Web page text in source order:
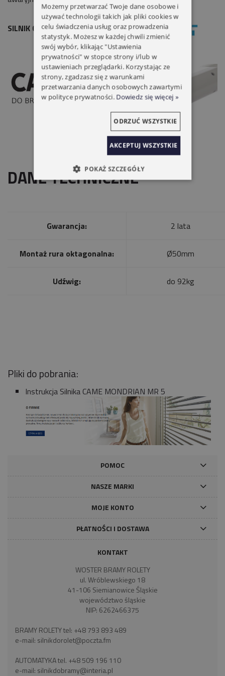
SILNIK CAME 50NM MODRIAN MR5
DANE TECHNICZNE
Gwarancja: 2 lata
Montaż rura oktagonalna: Ø50mm
Udźwig: do 92kg
Pliki do pobrania:
Instrukcja Silnika CAME MONDRIAN MR 5
POMOC
NASZE MARKI
MOJE KONTO
PŁATNOŚCI I DOSTAWA
KONTAKT
WOSTER BRAMY ROLETY
ul. Wróblewskiego 18
41-106 Siemianowice Śląskie
województwo śląskie
NIP: 6262466375
BRAMY ROLETY tel: +48 793 893 489
e-mail: silnikdorolet@poczta.fm
AUTOMATYKA tel. +48 509 196 110
e-mail: silnikdobramy@interia.pl
Możemy przetwarzać Twoje dane osobowe i
używać technologii takich jak pliki cookies w
celu świadczenia usług oraz prowadzenia
statystyk. Możesz w każdej chwili zmienić
swój wybór, klikając "Ustawienia
prywatności" w stopce strony i/lub w
ustawieniach przeglądarki. Korzystając ze
strony, zgadzasz się z warunkami
przetwarzania danych osobowych zawartymi
w polityce prywatności. Dowiedz się więcej »
AKCEPTUJ WSZYSTKIE
ODRZUĆ WSZYSTKIE
POKAŻ SZCZEGÓŁY